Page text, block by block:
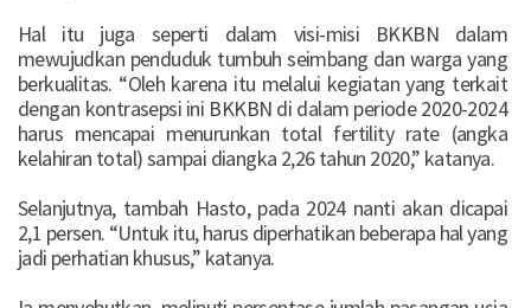
Hal itu juga seperti dalam visi-misi BKKBN dalam
mewujudkan penduduk tumbuh seimbang dan warga yang
berkualitas. “Oleh karena itu melalui kegiatan yang terkait
dengan kontrasepsi ini BKKBN di dalam periode 2020-2024
harus mencapai menurunkan total fertility rate (angka
kelahiran total) sampai diangka 2,26 tahun 2020,” katanya.
Selanjutnya, tambah Hasto, pada 2024 nanti akan dicapai
2,1 persen. “Untuk itu, harus diperhatikan beberapa hal yang
jadi perhatian khusus,” katanya.